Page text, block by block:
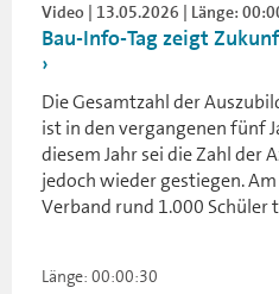
Video | 13.05.2026 | Länge:
Bau-Info-Tag zeigt
Die Gesamtzahl der
ist in den vergangenen fünf
diesem Jahr sei die Zahl der
jedoch wieder gestiegen.
Verband rund 1.000 Schüler
Länge: 00:00:30